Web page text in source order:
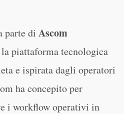
parte di Ascom
piattaforma tecnologica
e ispirata dagli operatori
ha concepito per
i workflow operativi in